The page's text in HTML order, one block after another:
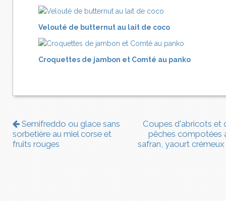
Velouté de butternut au lait de coco
Croquettes de jambon et Comté au panko
Semifreddo ou glace sans
sorbetière au miel corse et
fruits rouges
Coupes d'abricots et
pêches compotées
safran, yaourt crémeux